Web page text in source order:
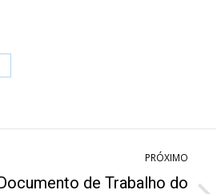
PRÓXIMO
de Trabalho do